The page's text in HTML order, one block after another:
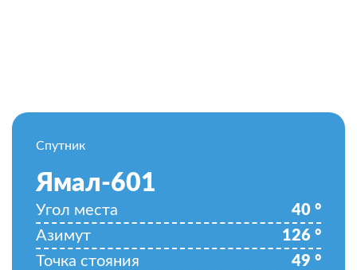
Спутник
Ямал-601
Угол места 40 °
Азимут
126 °
Точка стояния
49 °